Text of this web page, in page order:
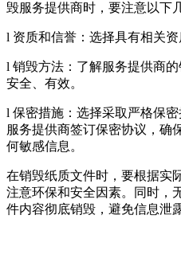
毁服务提供商时，要注意以下
l 资质和信誉：选择具有相关
l 销毁方法：了解服务提供商
安全、有效。
l 保密措施：选择采取严格保
服务提供商签订保密协议，确
何敏感信息。
在销毁纸质文件时，要根据实
注意环保和安全因素。同时，
件内容彻底销毁，避免信息泄露